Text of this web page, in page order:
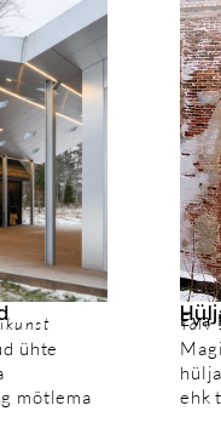
ühte
mõtlema
Eva
Talv
ehk